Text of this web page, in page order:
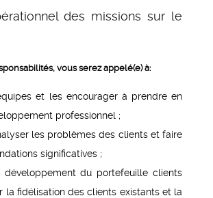
des missions sur le
vous serez appelé(e) à:
et les encourager à prendre en
professionnel ;
les problèmes des clients et faire
significatives ;
développement du portefeuille clients
la fidélisation des clients existants et la